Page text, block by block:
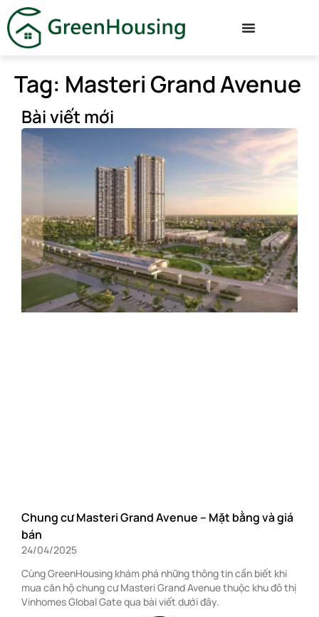
Tag: Masteri Grand Avenue
Bài viết mới
Chung cư Masteri Grand Avenue – Mặt bằng và giá
bán
24/04/2025
Cùng GreenHousing khám phá những thông tin cần biết khi
mua căn hộ chung cư Masteri Grand Avenue thuộc khu đô thị
Vinhomes Global Gate qua bài viết dưới đây.